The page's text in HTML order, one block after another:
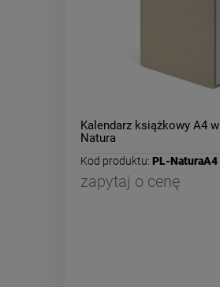
Kalendarz książkowy A4
Natura
Kod produktu: PL-NaturaA4
zapytaj o cenę